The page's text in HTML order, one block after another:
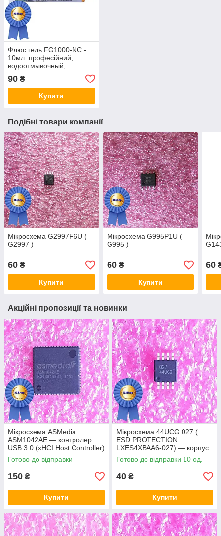
Флюс гель FG1000-NC -
10мл. професійний,
водоотмывочный,
водосмываемый
90 ₴
Купити
Подібні товари компанії
Мікросхема G2997F6U (
G2997 )
60 ₴
Купити
Мікросхема G995P1U (
G995 )
60₴
Купити
60
Акційні пропозиції та новинки
Мікросхема ASMedia
ASM1042AE — контролер
USB 3.0 (xHCI Host Controller)
Готово до відправки
150 ₴
Купити
Мікросхема 44UCG 027 (
ESD PROTECTION
LXES4XBAA6-027) — корпус
msop8
Готово до відправки 10 од.
40 ₴
Купити